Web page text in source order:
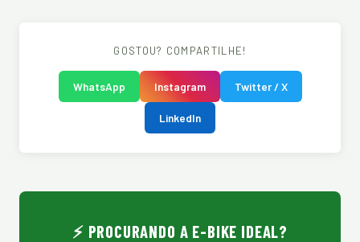
GOSTOU? COMPARTILHE!
WhatsApp Instagram Twitter / X
LinkedIn
⚡ PROCURANDO A E-BIKE IDEAL?